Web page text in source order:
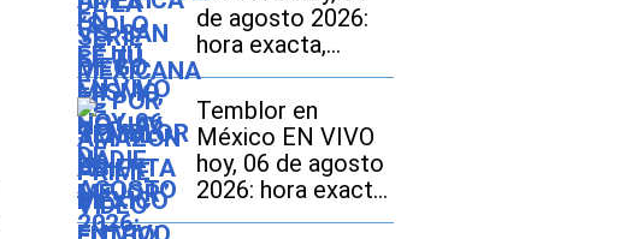
de agosto 2026:
hora exacta,
magnitud y dónde
fue el epicentro
del último sismo
Temblor en
México EN VIVO
hoy, 06 de agosto
2026: hora exacta,
magnitud y dónde